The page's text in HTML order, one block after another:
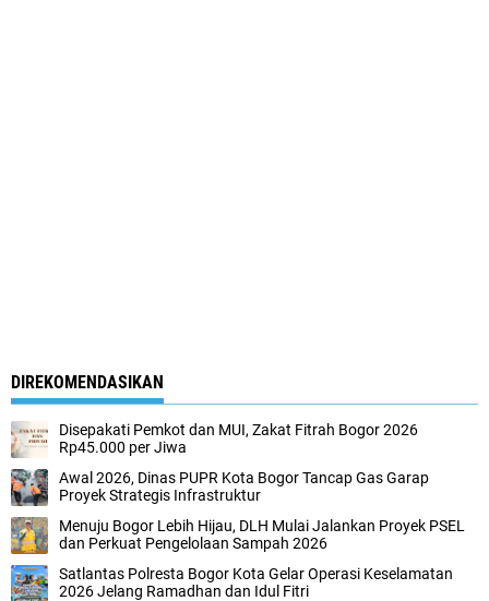
DIREKOMENDASIKAN
Disepakati Pemkot dan MUI, Zakat Fitrah Bogor 2026
Rp45.000 per Jiwa
Awal 2026, Dinas PUPR Kota Bogor Tancap Gas Garap
Proyek Strategis Infrastruktur
Menuju Bogor Lebih Hijau, DLH Mulai Jalankan Proyek PSEL
dan Perkuat Pengelolaan Sampah 2026
Satlantas Polresta Bogor Kota Gelar Operasi Keselamatan
2026 Jelang Ramadhan dan Idul Fitri